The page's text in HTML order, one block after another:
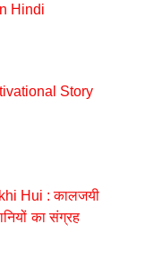
Hindi
Story
Hui : कालजयी
का संग्रह